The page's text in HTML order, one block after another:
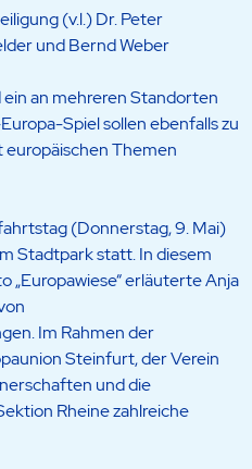
(v.l.) Dr. Peter
und Bernd Weber
ein an mehreren Standorten
Spiel sollen ebenfalls zu
Themen
(Donnerstag, 9. Mai)
Stadtpark statt. In diesem
erläuterte Anja
Im Rahmen der
Steinfurt, der Verein
und die
Rheine zahlreiche